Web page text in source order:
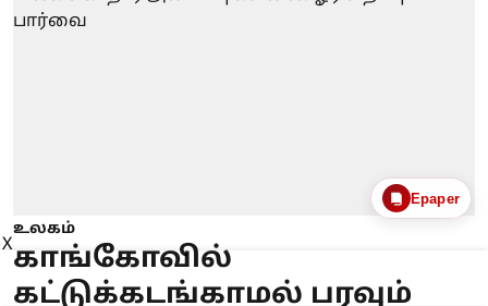
உலகம்
காங்கோவில்
கட்டுக்கடங்காமல் பரவும்
Epaper
X